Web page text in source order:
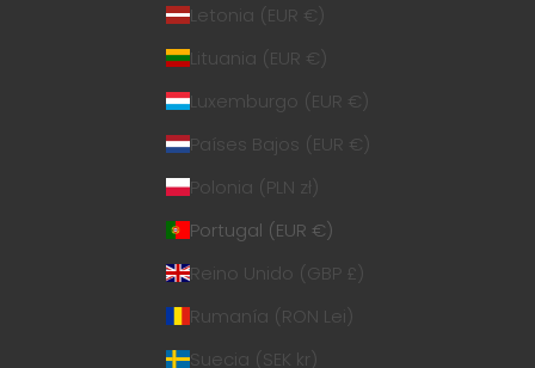
Letonia (EUR €)
Lituania (EUR €)
Luxemburgo (EUR €)
Países Bajos (EUR €)
Polonia (PLN zł)
Portugal (EUR €)
Reino Unido (GBP £)
Rumanía (RON Lei)
Suecia (SEK kr)